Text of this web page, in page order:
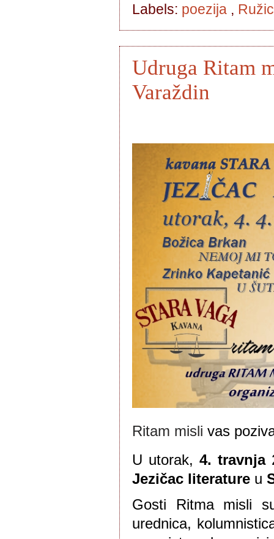
Labels: poezija ,
Udruga Ritam
Varaždin
Ritam misli vas
U utorak, 4. travnja
Jezičac literature u
Gosti Ritma misli
urednica,